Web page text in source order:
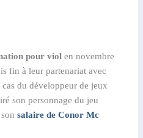
pour viol en novembre
fin à leur partenariat avec
du développeur de jeux
son personnage du jeu
sonsalaire de Conor Mc